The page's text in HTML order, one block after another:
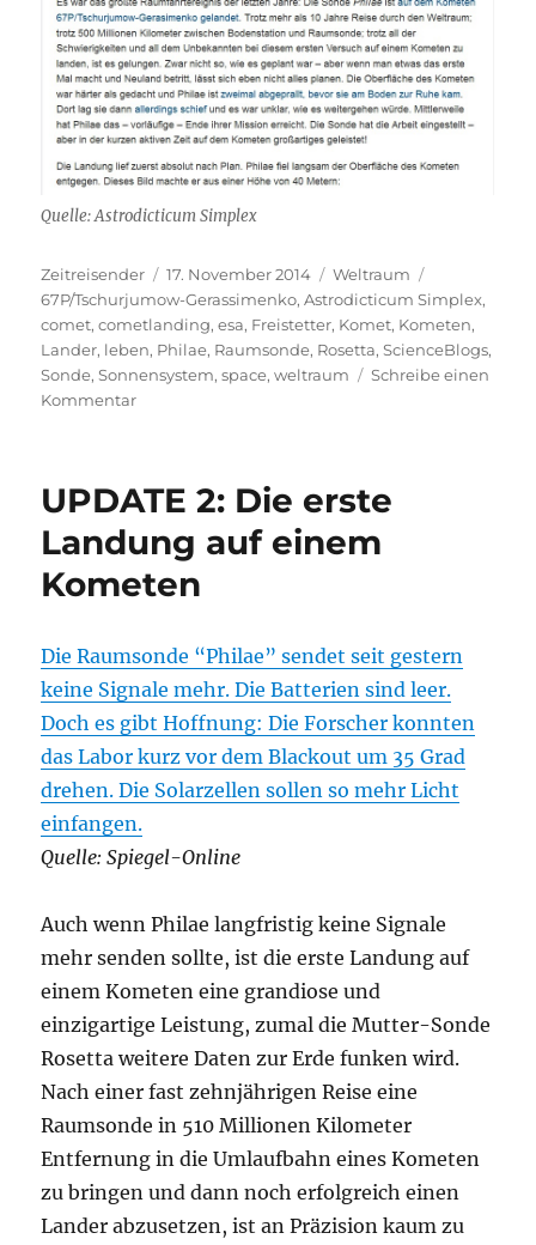
Quelle: Astrodicticum Simplex
Autor
Zeitreisender
Veröffentlicht
am
17. November 2014 Kategorien
Weltraum
67P/Tschurjumow-Gerassimenko,Astrodicticum Simplex,
comet,cometlanding,esa, Freistetter, Komet, Kometen,
Lander, leben, Philae, Raumsonde, Rosetta,ScienceBlogs,
Sonde,Sonnensystem,space,weltraum
Schreibe einen
Kommentarzu
Zusammenfassung:
erste
Landung
auf
Kometen
UPDATE 2: Die erste
Landung auf einem
Kometen
Die Raumsonde “Philae” sendet seit gestern
keine Signale mehr. Die Batterien sind leer.
Doch es gibt Hoffnung: Die Forscher konnten
das Labor kurz vor dem Blackout um 35 Grad
drehen. Die Solarzellen sollen so mehr Licht
einfangen.
Quelle: Spiegel-Online
Auch wenn Philae langfristig keine Signale
mehr senden sollte, ist die erste Landung auf
einem Kometen eine grandiose und
einzigartige Leistung, zumal die Mutter-Sonde
Rosetta weitere Daten zur Erde funken wird.
Nach einer fast zehnjährigen Reise eine
Raumsonde in 510 Millionen Kilometer
Entfernung in die Umlaufbahn eines Kometen
zu bringen und dann noch erfolgreich einen
Lander abzusetzen, ist an Präzision kaum zu